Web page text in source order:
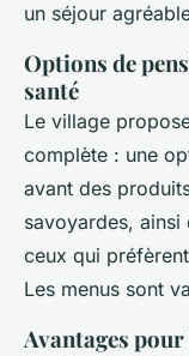
un séjour
Options de
santé
Le village
complète : une
avant des
savoyardes,
ceux qui
Les menus sont
Avantages